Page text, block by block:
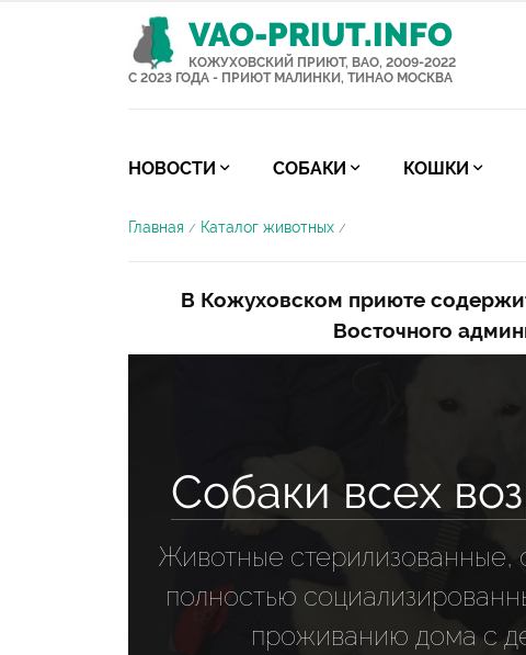
VAO-PRIUT.INFO
КОЖУХОВСКИЙ ПРИЮТ, ВАО, 2009-2022
С 2023 ГОДА - ПРИЮТ МАЛИНКИ, ТИНАО МОСКВА
НОВОСТИ СОБАКИ КОШКИ
Главная / Каталог животных /
В Кожуховском приюте
Восточного
Собаки всех
Животные стерилизованные,
полностью
проживанию дома с